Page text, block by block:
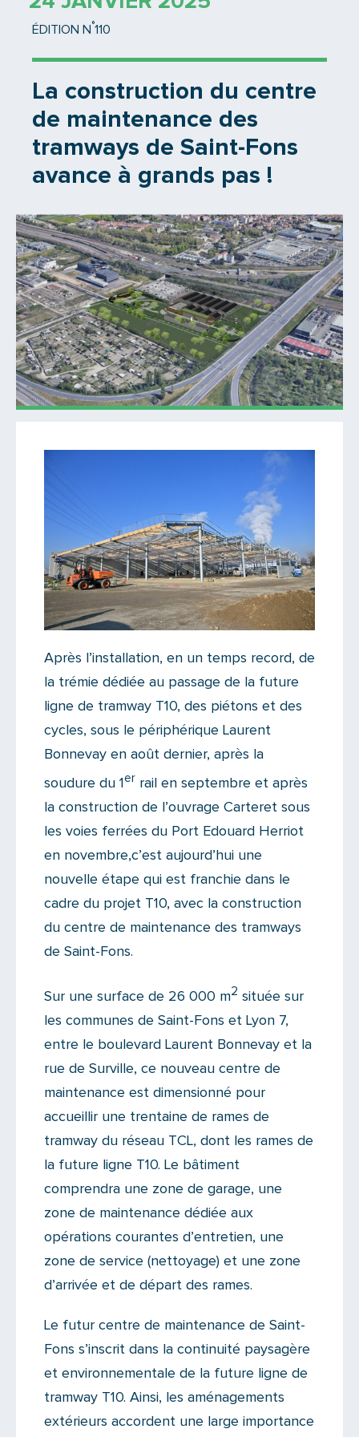
ÉDITION N °110
La construction du centre
de maintenance des
tramways de Saint-Fons
avance à grands pas !
Après l’installation, en un temps record, de
la trémie dédiée au passage de la future
ligne de tramway T10, des piétons et des
cycles, sous le périphérique Laurent
Bonnevay en août dernier, après la
soudure du 1 er rail en septembre et après
la construction de l’ouvrage Carteret sous
les voies ferrées du Port Edouard Herriot
en novembre,c’est aujourd’hui une
nouvelle étape qui est franchie dans le
cadre du projet T10, avec la construction
du centre de maintenance des tramways
de Saint-Fons.
Sur une surface de 26 000 m2 située sur
les communes de Saint-Fons et Lyon 7,
entre le boulevard Laurent Bonnevay et la
rue de Surville, ce nouveau centre de
maintenance est dimensionné pour
accueillir une trentaine de rames de
tramway du réseau TCL, dont les rames de
la future ligne T10. Le bâtiment
comprendra une zone de garage, une
zone de maintenance dédiée aux
opérations courantes d’entretien, une
zone de service (nettoyage) et une zone
d’arrivée et de départ des rames.
Le futur centre de maintenance de Saint-
Fons s’inscrit dans la continuité paysagère
et environnementale de la future ligne de
tramway T10. Ainsi, les aménagements
extérieurs accordent une large importance